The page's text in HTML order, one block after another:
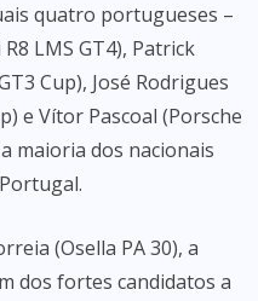
quatro portugueses –
LMS GT4), Patrick
Cup), José Rodrigues
e Vítor Pascoal (Porsche
maioria dos nacionais
(Osella PA 30), a
dos fortes candidatos a